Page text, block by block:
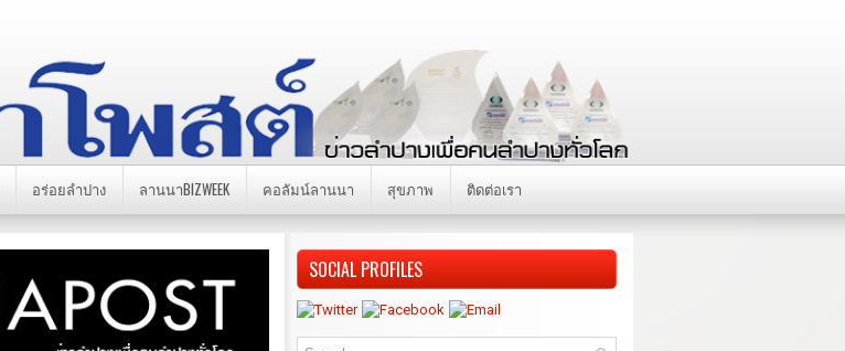
อร่อยลำปาง ลานนาBIZWEEK คอลัมน์ลานนา สุขภาพ ติดต่อเรา
SOCIAL PROFILES